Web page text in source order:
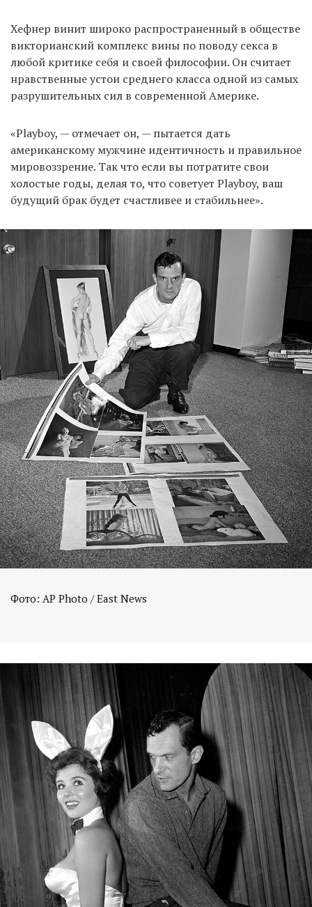
Хефнер винит широко распространенный в обществе
викторианский комплекс вины по поводу секса в
любой критике себя и своей философии. Он считает
нравственные устои среднего класса одной из самых
разрушительных сил в современной Америке.
«Playboy, — отмечает он, — пытается дать
американскому мужчине идентичность и правильное
мировоззрение. Так что если вы потратите свои
холостые годы, делая то, что советует Playboy, ваш
будущий брак будет счастливее и стабильнее».
Фото: AP Photo / East News